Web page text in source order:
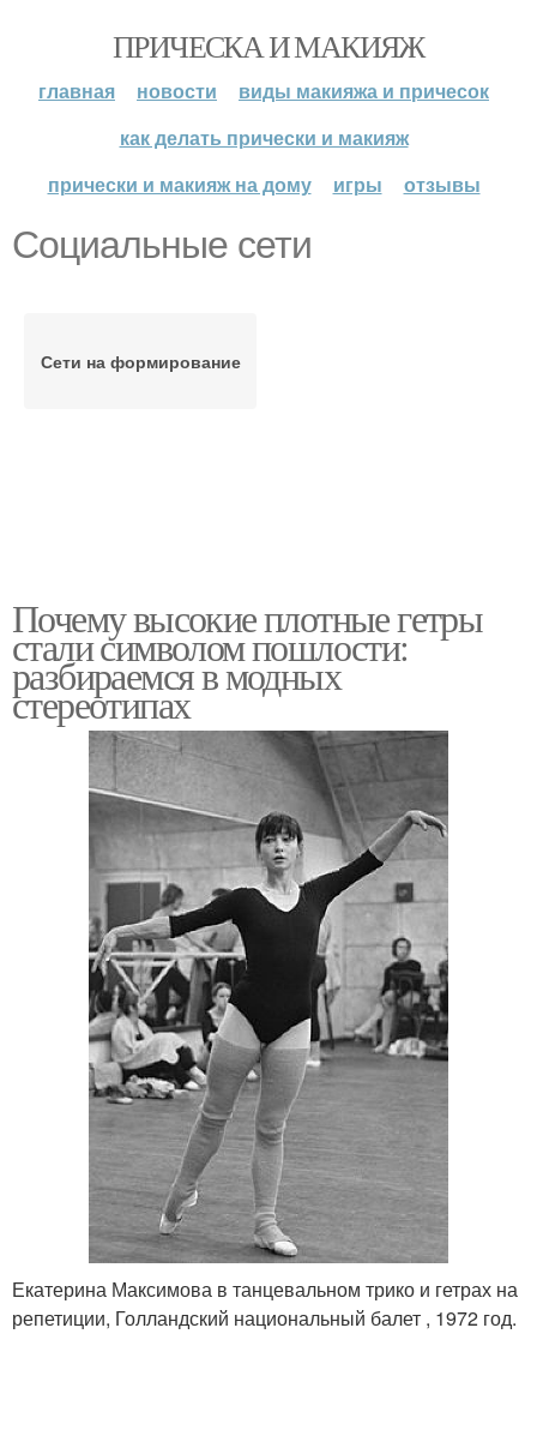
ПРИЧЕСКА И МАКИЯЖ
главная новости
виды макияжа и причесок
как делать прически и макияж
прически и макияж на дому
игры отзывы
Социальные сети
Сети на формирование
Почему высокие плотные гетры
стали символом пошлости:
разбираемся в модных
стереотипах
Екатерина Максимова в танцевальном трико и гетрах на
репетиции, Голландский национальный балет , 1972 год.